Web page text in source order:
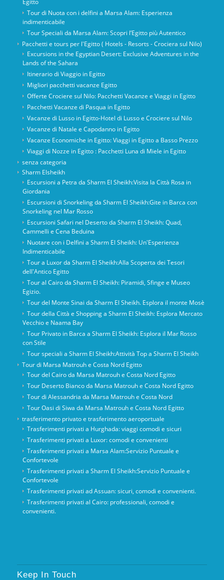
Egitto
Tour di Nuota con i delfini a Marsa Alam: Esperienza
indimenticabile
Tour Speciali da Marsa Alam: Scopri l’Egitto più Autentico
Pacchetti e tours per l'Egitto ( Hotels - Resorts - Crociera sul Nilo)
Excursions in the Egyptian Desert: Exclusive Adventures in the
Lands of the Sahara
Itinerario di Viaggio in Egitto
Migliori pacchetti vacanze Egitto
Offerte Crociere sul Nilo: Pacchetti Vacanze e Viaggi in Egitto
Pacchetti Vacanze di Pasqua in Egitto
Vacanze di Lusso in Egitto-Hotel di Lusso e Crociere sul Nilo
Vacanze di Natale e Capodanno in Egitto
Vacanze Economiche in Egitto: Viaggi in Egitto a Basso Prezzo
Viaggi di Nozze in Egitto : Pacchetti Luna di Miele in Egitto
senza categoria
Sharm Elsheikh
Escursioni a Petra da Sharm El Sheikh:Visita la Città Rosa in
Giordania
Escursioni di Snorkeling da Sharm El Sheikh:Gite in Barca con
Snorkeling nel Mar Rosso
Escursioni Safari nel Deserto da Sharm El Sheikh: Quad,
Cammelli e Cena Beduina
Nuotare con i Delfini a Sharm El Sheikh: Un'Esperienza
Indimenticabile
Tour a Luxor da Sharm El Sheikh:Alla Scoperta dei Tesori
dell'Antico Egitto
Tour al Cairo da Sharm El Sheikh: Piramidi, Sfinge e Museo
Egizio.
Tour del Monte Sinai da Sharm El Sheikh. Esplora il monte Mosè
Tour della Città e Shopping a Sharm El Sheikh: Esplora Mercato
Vecchio e Naama Bay
Tour Privato in Barca a Sharm El Sheikh: Esplora il Mar Rosso
con Stile
Tour speciali a Sharm El Sheikh:Attività Top a Sharm El Sheikh
Tour di Marsa Matrouh e Costa Nord Egitto
Tour del Cairo da Marsa Matrouh e Costa Nord Egitto
Tour Deserto Bianco da Marsa Matrouh e Costa Nord Egitto
Tour di Alessandria da Marsa Matrouh e Costa Nord
Tour Oasi di Siwa da Marsa Matrouh e Costa Nord Egitto
trasferimento privato e trasferimento aeroportuale
Trasferimenti privati ​​a Hurghada: viaggi comodi e sicuri
Trasferimenti privati ​​a Luxor: comodi e convenienti
Trasferimenti privati ​​a Marsa Alam:Servizio Puntuale e
Confortevole
Trasferimenti privati ​​a Sharm El Sheikh:Servizio Puntuale e
Confortevole
Trasferimenti privati ​​ad Assuan: sicuri, comodi e convenienti.
Trasferimenti privati ​​al Cairo: professionali, comodi e
convenienti.
Keep In Touch